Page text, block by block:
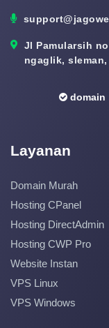
Jl Pamularsih
ngaglik,
domain
Layanan
Domain Murah
Hosting CPanel
Hosting DirectAdmin
Hosting CWP Pro
Website Instan
VPS Linux
VPS Windows